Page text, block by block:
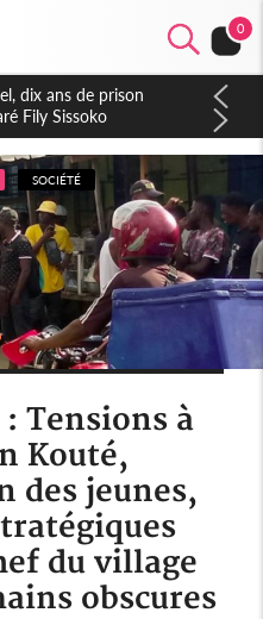
0
acheteurs des
en juillet
SOCIÉTÉ
Tensions à
Kouté,
des jeunes,
du village
obscures